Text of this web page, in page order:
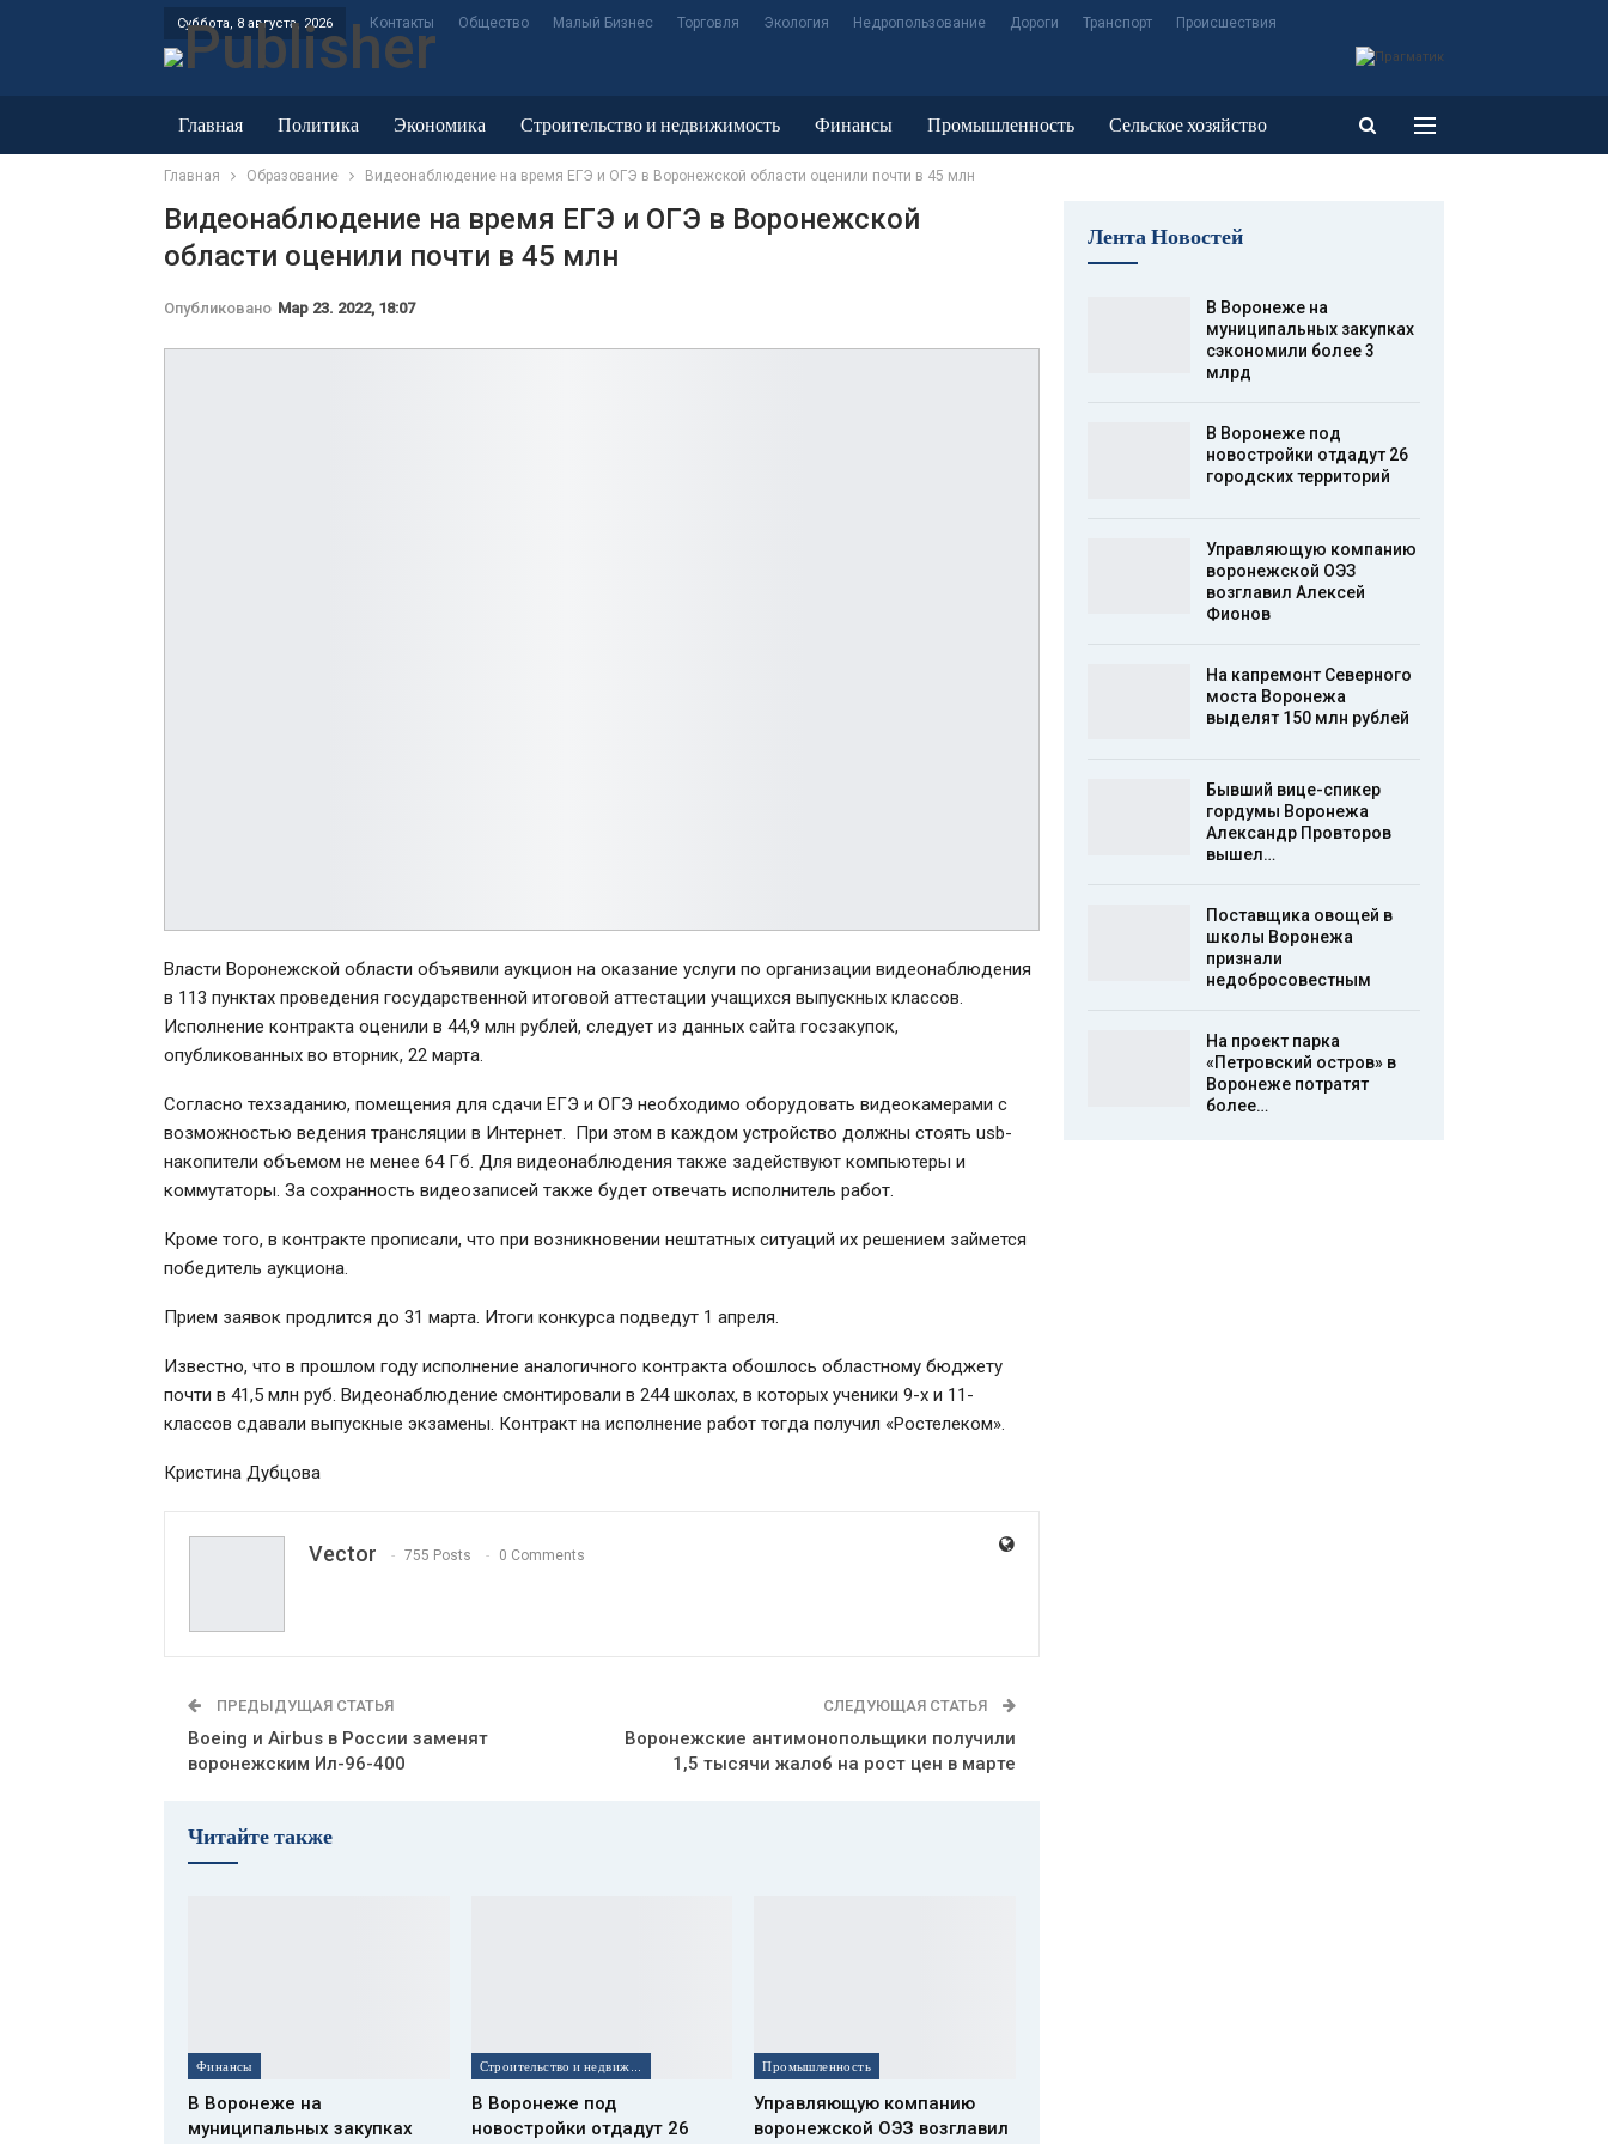
Суббота, 8 августа, 2026 Контакты Общество Малый Бизнес Торговля Экология Недропользование Дороги Транспорт Происшествия
Главная Политика Экономика Строительство и недвижимость Финансы Промышленность Сельское хозяйство
ЖКХ и энергетика
Главная Образование Видеонаблюдение на время ЕГЭ и ОГЭ в Воронежской области оценили почти в 45 млн
Видеонаблюдение на время ЕГЭ и ОГЭ в Воронежской
области оценили почти в 45 млн
Опубликовано Мар 23. 2022, 18:07
Власти Воронежской области объявили аукцион на оказание услуги по организации видеонаблюдения
в 113 пунктах проведения государственной итоговой аттестации учащихся выпускных классов.
Исполнение контракта оценили в 44,9 млн рублей, следует из данных сайта госзакупок,
опубликованных во вторник, 22 марта.
Согласно техзаданию, помещения для сдачи ЕГЭ и ОГЭ необходимо оборудовать видеокамерами с
возможностью ведения трансляции в Интернет. При этом в каждом устройство должны стоять usb-
накопители объемом не менее 64 Гб. Для видеонаблюдения также задействуют компьютеры и
коммутаторы. За сохранность видеозаписей также будет отвечать исполнитель работ.
Кроме того, в контракте прописали, что при возникновении нештатных ситуаций их решением займется
победитель аукциона.
Прием заявок продлится до 31 марта. Итоги конкурса подведут 1 апреля.
Известно, что в прошлом году исполнение аналогичного контракта обошлось областному бюджету
почти в 41,5 млн руб. Видеонаблюдение смонтировали в 244 школах, в которых ученики 9-х и 11-
классов сдавали выпускные экзамены. Контракт на исполнение работ тогда получил «Ростелеком».
Кристина Дубцова
Vector 755 Posts 0 Comments
ПРЕДЫДУЩАЯ СТАТЬЯ
Boeing и Airbus в России заменят
воронежским Ил-96-400
СЛЕДУЮЩАЯ СТАТЬЯ
Воронежские антимонопольщики получили
1,5 тысячи жалоб на рост цен в марте
Читайте также
Финансы
В Воронеже на
муниципальных закупках
В Воронеже под
новостройки отдадут 26
Промышленность
Управляющую компанию
воронежской ОЭЗ возглавил
Лента Новостей
В Воронеже на
муниципальных закупках
сэкономили более 3
млрд
В Воронеже под
новостройки отдадут 26
городских территорий
Управляющую компанию
воронежской ОЭЗ
возглавил Алексей
Фионов
На капремонт Северного
моста Воронежа
выделят 150 млн рублей
Бывший вице-спикер
гордумы Воронежа
Александр Провторов
вышел…
Поставщика овощей в
школы Воронежа
признали
недобросовестным
На проект парка
«Петровский остров» в
Воронеже потратят
более…